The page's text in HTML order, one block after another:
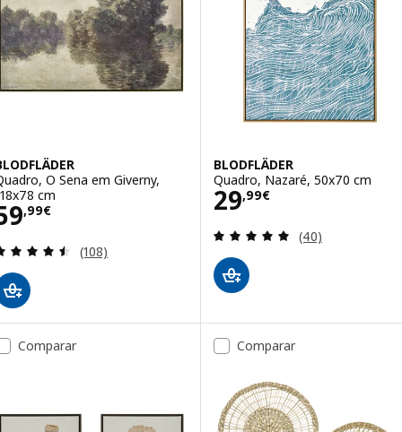
O Sena em Giverny,
cm
,99€ 59,99€
Avaliação: 4.5 fora de 5 estrelas. Total de
(108)
BLODFLÄDER
Quadro, Nazaré, 50x70 cm
29,99€
Preço 29,99€
Avaliação: 4.9
(40)
Comparar Comparar